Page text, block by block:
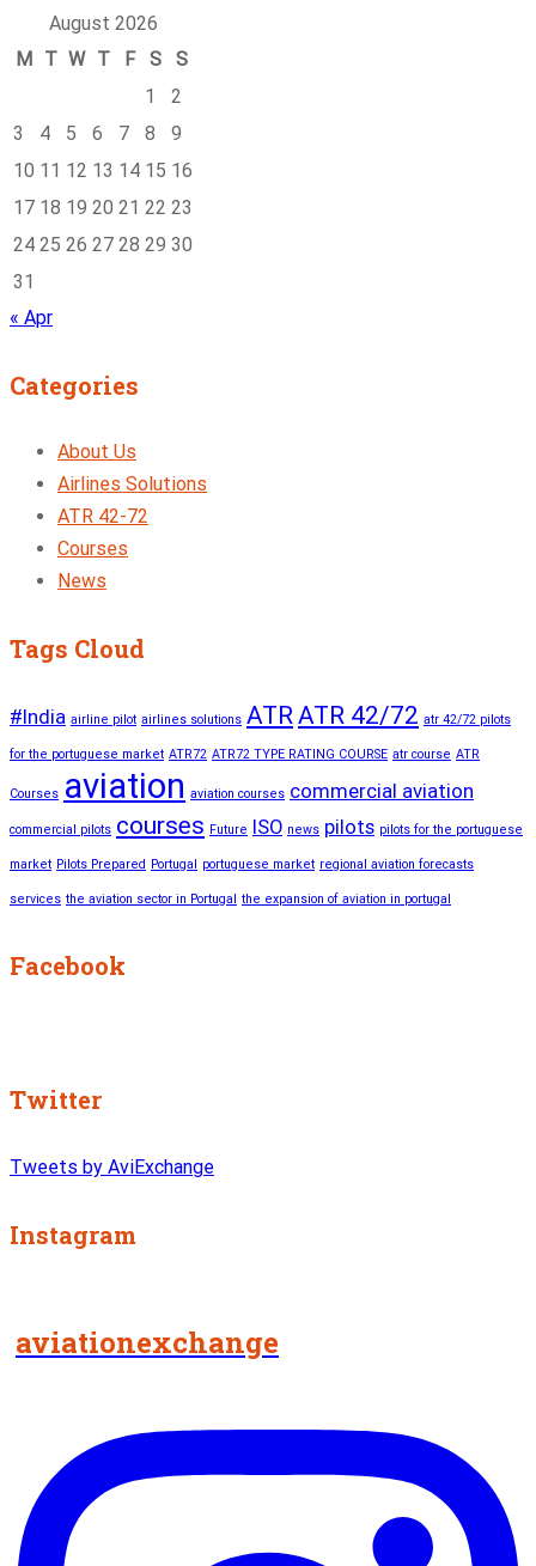
August 2026
M
T W T F S
S
1
2
3
4 5 6 7 8
9
10 11 12 13 14 15 16
17 18 19 20 21 22 23
24 25 26 27 28 29 30
31
« Apr
Categories
About Us
Airlines Solutions
ATR 42-72
Courses
News
Tags Cloud
#India airline pilot airlines solutions ATR ATR 42/72 atr 42/72 pilots
for the portuguese market ATR72 ATR72 TYPE RATING COURSE atr course ATR
Courses aviation aviation courses commercial aviation
commercial pilots courses Future ISO news pilots pilots for the portuguese
market Pilots Prepared Portugal portuguese market regional aviation forecasts
services the aviation sector in Portugal the expansion of aviation in portugal
Facebook
Twitter
Tweets by AviExchange
Instagram
aviationexchange